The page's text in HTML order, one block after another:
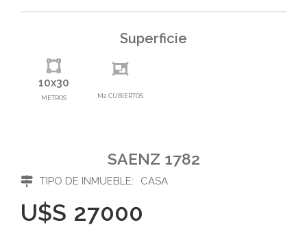
Superficie
10x30
METROS M2 CUBIERTOS
SAENZ 1782
TIPO DE INMUEBLE: CASA
U$S 27000